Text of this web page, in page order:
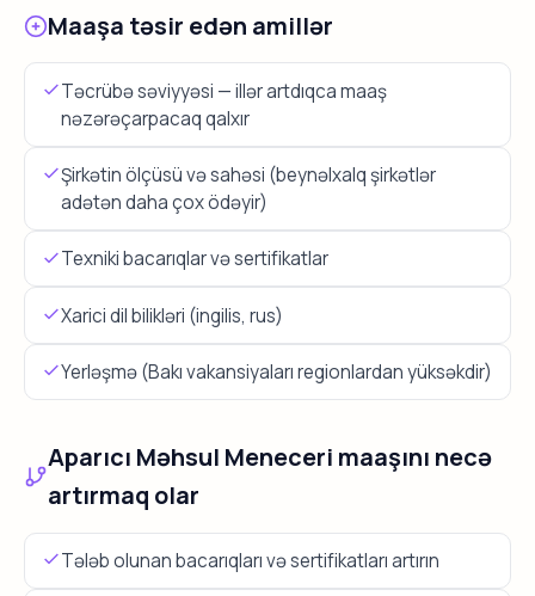
Maaşa təsir edən amillər
Təcrübə səviyyəsi — illər artdıqca maaş
nəzərəçarpacaq qalxır
Şirkətin ölçüsü və sahəsi (beynəlxalq şirkətlər
adətən daha çox ödəyir)
Texniki bacarıqlar və sertifikatlar
Xarici dil bilikləri (ingilis, rus)
Yerləşmə (Bakı vakansiyaları regionlardan yüksəkdir)
Aparıcı Məhsul Meneceri maaşını necə
artırmaq olar
Tələb olunan bacarıqları və sertifikatları artırın